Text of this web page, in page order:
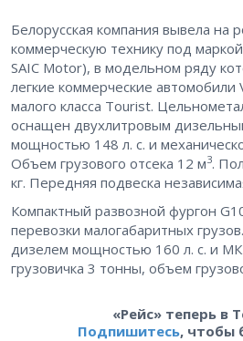
Белорусская компания вывела на
коммерческую технику под
SAIC Motor), в модельном ряду
легкие коммерческие автомобили
малого класса Tourist.
оснащен двухлитровым
мощностью 148 л. с. и
Объем грузового отсека 12 м3.
кг. Передняя подвеска
Компактный развозной фургон
перевозки малогабаритных
дизелем мощностью 160 л. с. и
грузовичка 3 тонны, объем
«Рейс» теперь в
Подпишитесь, чтобы